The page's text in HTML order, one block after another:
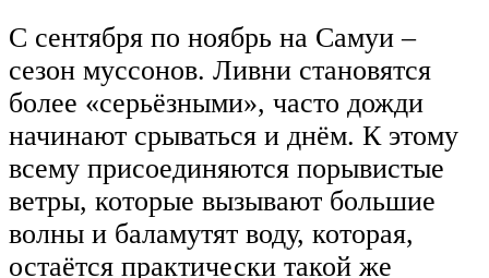
С сентября по ноябрь на Самуи –
сезон муссонов. Ливни становятся
более «серьёзными», часто дожди
начинают срываться и днём. К этому
всему присоединяются порывистые
ветры, которые вызывают большие
волны и баламутят воду, которая,
остаётся практически такой же